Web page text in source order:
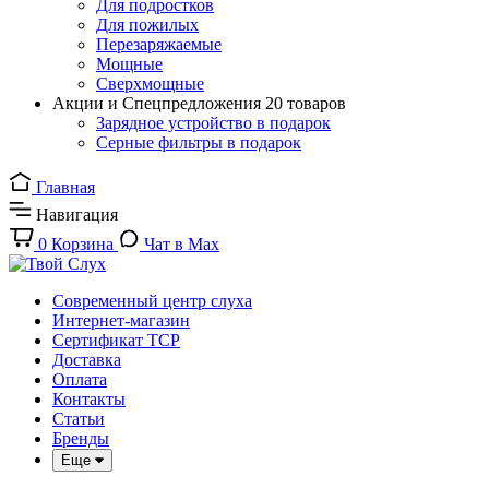
Для подростков
Для пожилых
Перезаряжаемые
Мощные
Сверхмощные
Акции и Спецпредложения 20 товаров
Зарядное устройство в подарок
Серные фильтры в подарок
Главная
Навигация
0 Корзина Чат в Max
Современный центр слуха
Интернет-магазин
Сертификат ТСР
Доставка
Оплата
Контакты
Статьи
Бренды
Еще